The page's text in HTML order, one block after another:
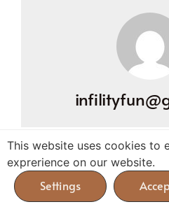
Похожие статьи
This website uses cookies to
exprerience on our website.